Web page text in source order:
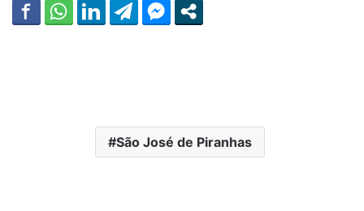
São José de Piranhas